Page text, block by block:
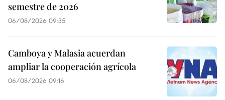
semestre de 2026
06/08/2026 09:35
Camboya y Malasia acuerdan
ampliar la cooperación agrícola
06/08/2026 09:16